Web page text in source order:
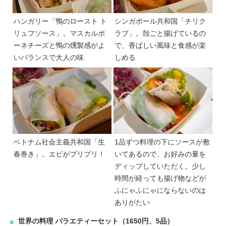
ハンガリー「鴨のロースト ト
リュフソース」。マスカルポ
ーネチーズと鴨の燻製感がよ
いバランスで大人の味
シンガポール共和国「チリク
ラブ」。殻ごと揚げているの
で、香ばしい風味と食感が楽
しめる
ベトナム社会主義共和国「生
春巻き」。エビがプリプリ！
1品ずつ料理の下にソースが敷
いてあるので、お好みの量を
ディップしていただく。少し
時間が経っても揚げ物などが
ふにゃふにゃにならないのは
ありがたい
世界の料理 バラエティーセット（1650円、5品）